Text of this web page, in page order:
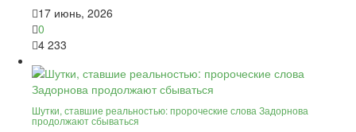
17 июнь, 2026
0
4 233
Шутки, ставшие реальностью: пророческие слова Задорнова
продолжают сбываться